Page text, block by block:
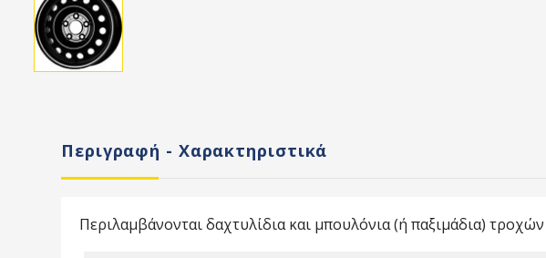
Περιγραφή - Χαρακτηριστικά
Περιλαμβάνονται δαχτυλίδια και μπουλόνια (ή παξιμάδια)